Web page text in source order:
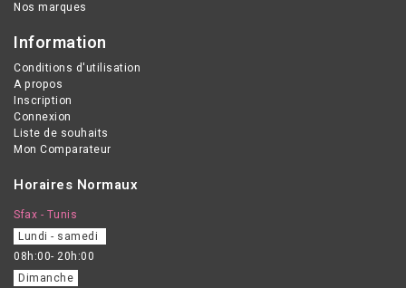
Nos marques
Information
Conditions d'utilisation
A propos
Inscription
Connexion
Liste de souhaits
Mon Comparateur
Horaires Normaux
Sfax - Tunis
Lundi - samedi
08h:00- 20h:00
Dimanche